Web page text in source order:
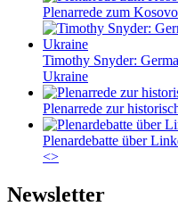
Plenarrede zum
Timothy Snyder:
Ukraine
Plenarrede zur
Plenardebatte über
<>
Newsletter